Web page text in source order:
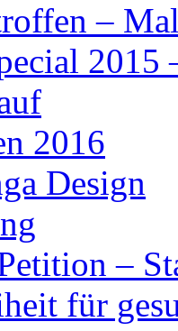
–
2016
Design
–
für